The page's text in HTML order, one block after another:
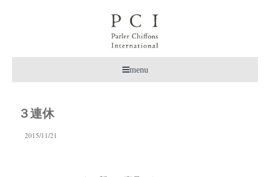
menu
３連休
2015/11/21